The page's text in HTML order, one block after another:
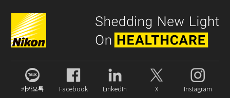
카카오톡 Facebook LinkedIn X Instagram